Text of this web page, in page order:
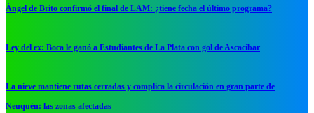
Ángel de Brito confirmó el final de LAM: ¿tiene fecha el último programa?
Ley del ex: Boca le ganó a Estudiantes de La Plata con gol de Ascacibar
La nieve mantiene rutas cerradas y complica la circulación en gran parte de
Neuquén: las zonas afectadas